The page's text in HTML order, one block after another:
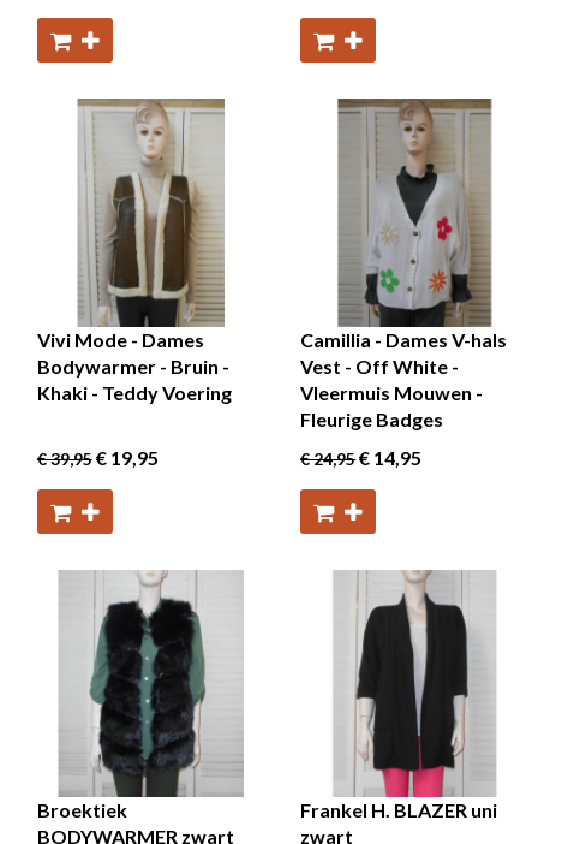
Vivi Mode - Dames
Bodywarmer - Bruin -
Khaki - Teddy Voering
€ 39,95€ 19,95
Camillia - Dames V-hals
Vest - Off White -
Vleermuis Mouwen -
Fleurige Badges
€ 24,95€ 14 ,95
Broektiek
BODYWARMER zwart
Frankel H. BLAZER uni
zwart